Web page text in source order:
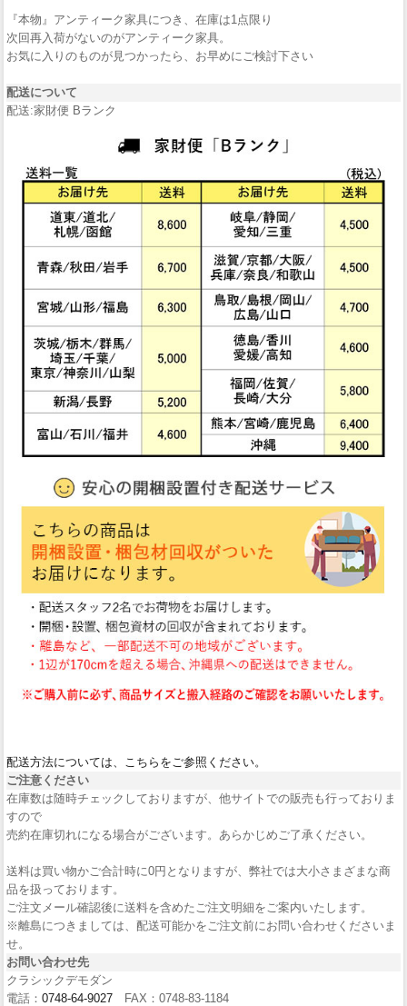
『本物』アンティーク家具につき、在庫は1点限り
次回再入荷がないのがアンティーク家具。
お気に入りのものが見つかったら、お早めにご検討下さい
配送について
配送:家財便 Bランク
配送方法については、こちらをご参照ください。
ご注意ください
在庫数は随時チェックしておりますが、他サイトでの販売も行っておりま
すので
売約在庫切れになる場合がございます。あらかじめご了承ください。
送料は買い物かご合計時に0円となりますが、弊社では大小さまざまな商
品を扱っております。
ご注文メール確認後に送料を含めたご注文明細をご案内いたします。
※離島につきましては、配送可能かをご注文前にお問い合わせくださいま
せ。
お問い合わせ先
クラシックデモダン
電話： 0748-64-9027 FAX：0748-83-1184